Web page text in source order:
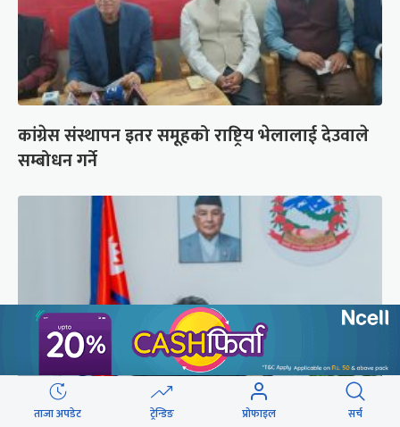
कांग्रेस संस्थापन इतर समूहको राष्ट्रिय भेलालाई देउवाले
सम्बोधन गर्ने
ताजा अपडेट ट्रेन्डिङ प्रोफाइल सर्च